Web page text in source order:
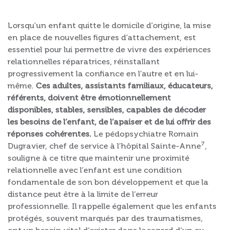
Lorsqu’un enfant quitte le domicile d’origine, la mise
en place de nouvelles figures d’attachement, est
essentiel pour lui permettre de vivre des expériences
relationnelles réparatrices, réinstallant
progressivement la confiance en l’autre et en lui-
même. Ces adultes, assistants familiaux, éducateurs,
référents, doivent être émotionnellement
disponibles, stables, sensibles, capables de décoder
les besoins de l’enfant, de l’apaiser et de lui offrir des
réponses cohérentes. Le pédopsychiatre Romain
Dugravier, chef de service à l’hôpital Sainte-Anne7
souligne à ce titre que maintenir une proximité
relationnelle avec l’enfant est une condition
fondamentale de son bon développement et que la
distance peut être à la limite de l’erreur
professionnelle. Il rappelle également que les enfants
protégés, souvent marqués par des traumatismes,